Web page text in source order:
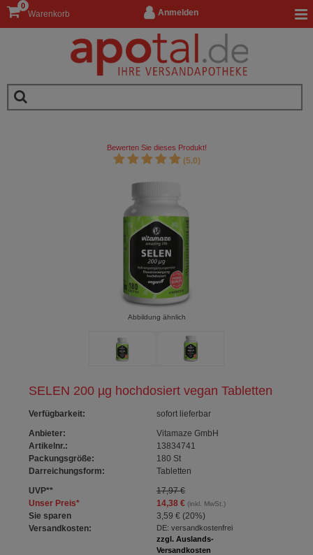
Anmelden
Warenkorb
0
SELEN 200 µg hochdosiert vegan Tabletten
Verfügbarkeit:
sofort lieferbar
Anbieter:
Vitamaze GmbH
Artikelnr.:
13834741
Packungsgröße:
180 St
Darreichungsform:
Tabletten
UVP**
17,97 €
Unser Preis* 14,38 €(inkl. MwSt.)
Sie sparen 3,59 € (20%)
Versandkosten:
DE: versandkostenfrei
zzgl. Auslands-
Versandkosten
Bewerten Sie dieses Produkt!
(5.0)
Abbildung ähnlich